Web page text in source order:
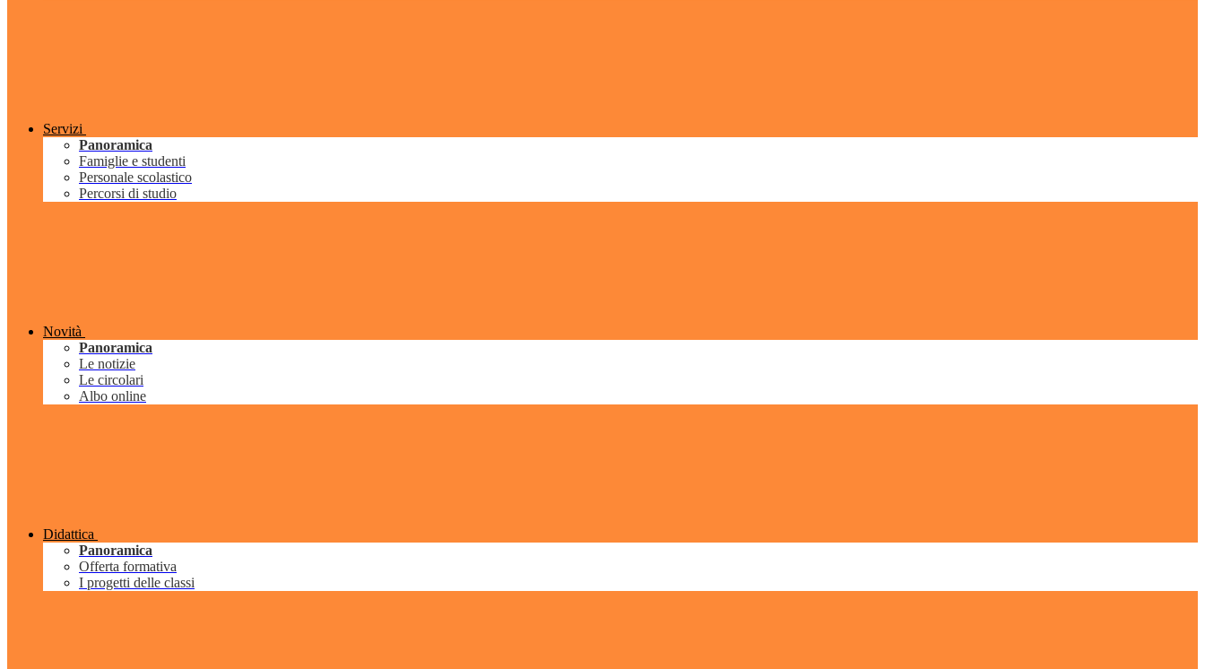
Servizi
Panoramica
Famiglie e studenti
Personale scolastico
Percorsi di studio
Novità
Panoramica
Le notizie
Le circolari
Albo online
Didattica
Panoramica
Offerta formativa
I progetti delle classi